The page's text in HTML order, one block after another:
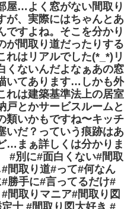
屋…よく窓がない間取り
が、実際にはちゃんとあ
ですよね。そこを分かり
が間取り道だったりする
はリアルでした(*_*)リ
くないんだよなぁあの窓
いてあります…しかも外
れは建築基準法上の居室
戸とかサービスルームと
類いかもですね〜キッチ
いだ？っていう痕跡はあ
…まぁ詳しくは分かりま
#別に#面白くない#間取
#間取り道#って#何なん
勝手に#言ってるだけ#
間取りマニア#間取り図
士 #間取り図大好き #